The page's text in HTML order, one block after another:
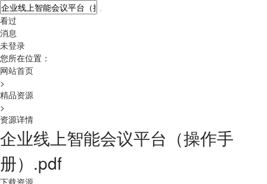
看过
消息
未登录
您所在位置：
网站首页
>
精品资源
>
资源详情
企业线上智能会议平台（操作手
册）.pdf
下载资源